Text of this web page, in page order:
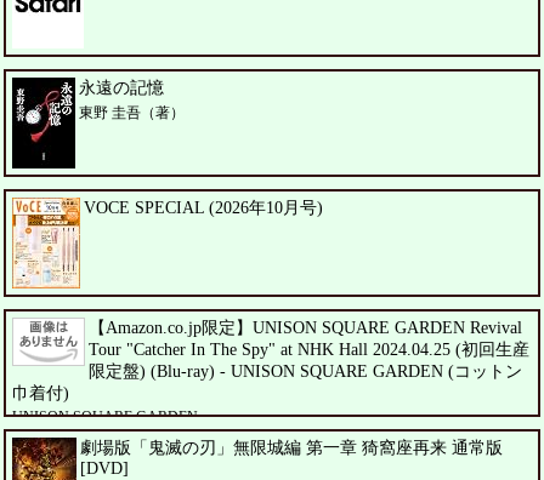
永遠の記憶
東野 圭吾（著）
VOCE SPECIAL (2026年10月号)
【Amazon.co.jp限定】UNISON SQUARE GARDEN Revival
Tour "Catcher In The Spy" at NHK Hall 2024.04.25 (初回生産
限定盤) (Blu-ray) - UNISON SQUARE GARDEN (コットン
巾着付)
UNISON SQUARE GARDEN
劇場版「鬼滅の刃」無限城編 第一章 猗窩座再来 通常版
[DVD]